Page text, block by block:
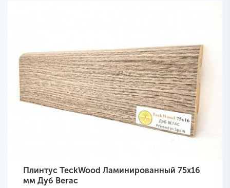
Плинтус TeckWood Ламинированный 75х16
мм Дуб Вегас